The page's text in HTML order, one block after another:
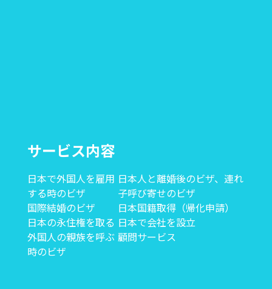
サービス内容
日本で外国人を雇用
する時のビザ
国際結婚のビザ
日本の永住権を取る
外国人の親族を呼ぶ
時のビザ
日本人と離婚後のビザ、連れ
子呼び寄せのビザ
日本国籍取得（帰化申請）
日本で会社を設立
顧問サービス